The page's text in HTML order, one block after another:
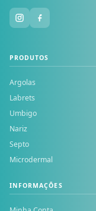
PRODUTOS
Argolas
Labrets
Umbigo
Nariz
Septo
Microdermal
INFORMAÇÕES